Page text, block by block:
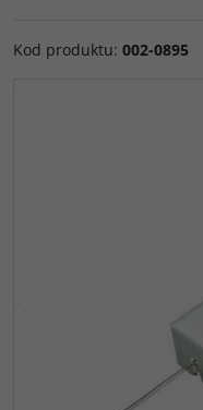
Kod produktu: 002-0895